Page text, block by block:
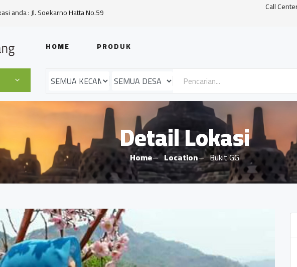
anda : Jl. Soekarno Hatta No.59 Call
HOME PRODUK
Detail Lokasi
Home Location Bukit GG